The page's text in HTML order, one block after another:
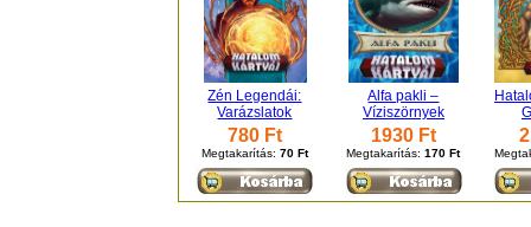
Zén Legendái:
Varázslatok
Alfa pakli –
Víziszörnyek
780 Ft
Megtakarítás: 70 Ft
1930 Ft
Megtakarítás:170 Ft